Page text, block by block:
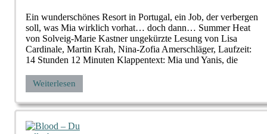
Ein wunderschönes Resort in Portugal, ein Job, der verbergen
soll, was Mia wirklich vorhat… doch dann… Summer Heat
von Solveig-Marie Kastner ungekürzte Lesung von Lisa
Cardinale, Martin Krah, Nina-Zofia Amerschläger, Laufzeit:
14 Stunden 12 Minuten Klappentext: Mia und Yanis, die
Weiterlesen